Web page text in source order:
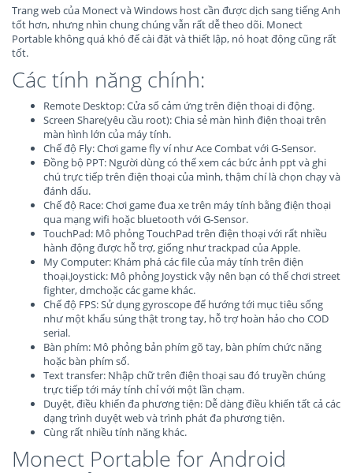
Trang web của Monect và Windows host cần được dịch sang tiếng Anh
tốt hơn, nhưng nhìn chung chúng vẫn rất dễ theo dõi. Monect
Portable không quá khó để cài đặt và thiết lập, nó hoạt động cũng rất
tốt.
Các tính năng chính:
Remote Desktop: Cửa sổ cảm ứng trên điện thoại di động.
Screen Share(yêu cầu root): Chia sẻ màn hình điện thoại trên
màn hình lớn của máy tính.
Chế độ Fly: Chơi game fly ví như Ace Combat với G-Sensor.
Đồng bộ PPT: Người dùng có thể xem các bức ảnh ppt và ghi
chú trực tiếp trên điện thoại của mình, thậm chí là chọn chạy và
đánh dấu.
Chế độ Race: Chơi game đua xe trên máy tính bằng điện thoại
qua mạng wifi hoặc bluetooth với G-Sensor.
TouchPad: Mô phỏng TouchPad trên điện thoại với rất nhiều
hành động được hỗ trợ, giống như trackpad của Apple.
My Computer: Khám phá các file của máy tính trên điện
thoại.Joystick: Mô phỏng Joystick vậy nên bạn có thể chơi street
fighter, dmchoặc các game khác.
Chế độ FPS: Sử dụng gyroscope để hướng tới mục tiêu sống
như một khẩu súng thật trong tay, hỗ trợ hoàn hảo cho COD
serial.
Bàn phím: Mô phỏng bản phím gõ tay, bàn phím chức năng
hoặc bàn phím số.
Text transfer: Nhập chữ trên điện thoại sau đó truyền chúng
trực tiếp tới máy tính chỉ với một lần chạm.
Duyệt, điều khiển đa phương tiện: Dễ dàng điều khiển tất cả các
dạng trình duyệt web và trình phát đa phương tiện.
Cùng rất nhiều tính năng khác.
Monect Portable for Android